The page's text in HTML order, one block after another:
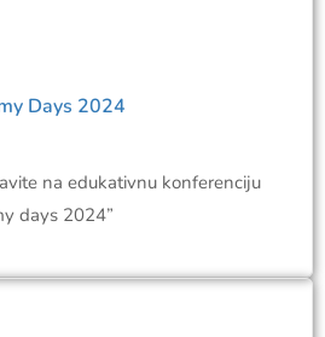
Days 2024
na edukativnu konferenciju
days 2024”